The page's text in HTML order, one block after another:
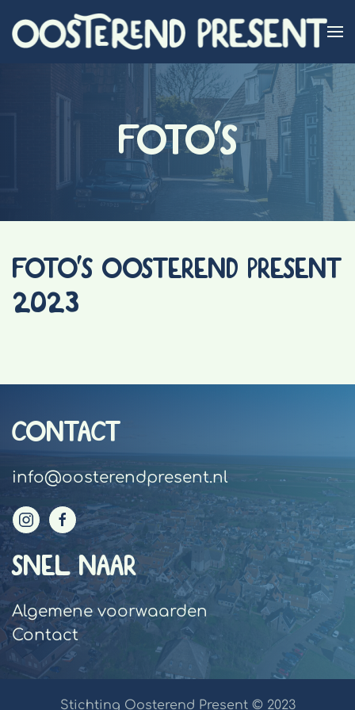
Skip to main content
FOTO'S
FOTO'S OOSTEREND PRESENT
2023
CONTACT
info@oosterendpresent.nl
SNEL NAAR
Algemene voorwaarden
Contact
Stichting Oosterend Present © 2023